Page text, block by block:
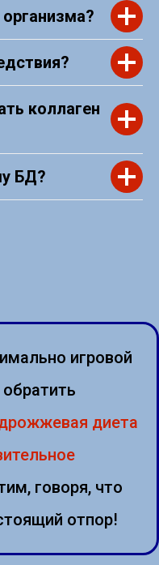
коллаген
БД?
игровой
диета
говоря, что
отпор!